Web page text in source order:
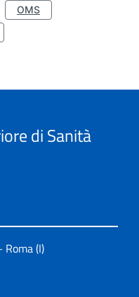
OMS
di Sanità
(I)